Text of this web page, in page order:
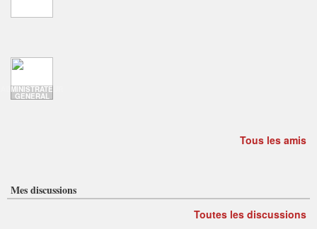
ADMINISTRATEUR
GENERAL
Tous les amis
Mes discussions
Toutes les discussions